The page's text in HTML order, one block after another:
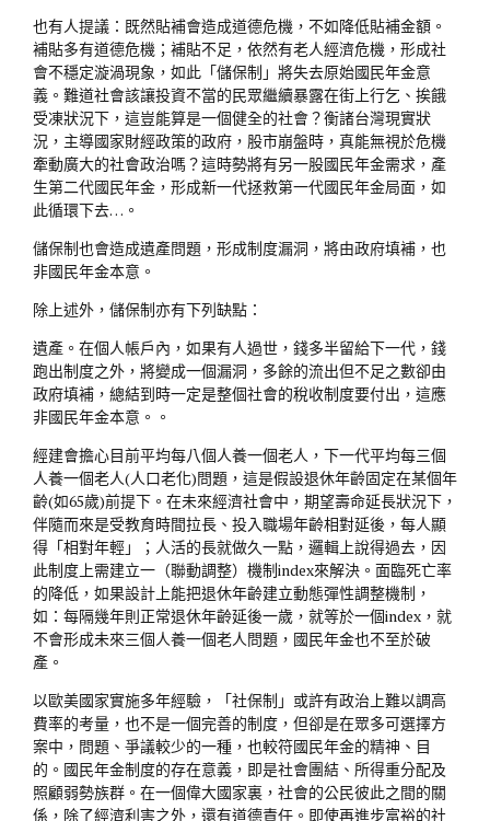
也有人提議：既然貼補會造成道德危機，不如降低貼補金額。
補貼多有道德危機；補貼不足，依然有老人經濟危機，形成社
會不穩定漩渦現象，如此「儲保制」將失去原始國民年金意
義。難道社會該讓投資不當的民眾繼續暴露在街上行乞、挨餓
受凍狀況下，這豈能算是一個健全的社會？衡諸台灣現實狀
況，主導國家財經政策的政府，股市崩盤時，真能無視於危機
牽動廣大的社會政治嗎？這時勢將有另一股國民年金需求，產
生第二代國民年金，形成新一代拯救第一代國民年金局面，如
此循環下去…。
儲保制也會造成遺產問題，形成制度漏洞，將由政府填補，也
非國民年金本意。
除上述外，儲保制亦有下列缺點：
遺產。在個人帳戶內，如果有人過世，錢多半留給下一代，錢
跑出制度之外，將變成一個漏洞，多餘的流出但不足之數卻由
政府填補，總結到時一定是整個社會的稅收制度要付出，這應
非國民年金本意。。
經建會擔心目前平均每八個人養一個老人，下一代平均每三個
人養一個老人(人口老化)問題，這是假設退休年齡固定在某個年
齡(如65歲)前提下。在未來經濟社會中，期望壽命延長狀況下，
伴隨而來是受教育時間拉長、投入職場年齡相對延後，每人顯
得「相對年輕」；人活的長就做久一點，邏輯上說得過去，因
此制度上需建立一（聯動調整）機制index來解決。面臨死亡率
的降低，如果設計上能把退休年齡建立動態彈性調整機制，
如：每隔幾年則正常退休年齡延後一歲，就等於一個index，就
不會形成未來三個人養一個老人問題，國民年金也不至於破
產。
以歐美國家實施多年經驗，「社保制」或許有政治上難以調高
費率的考量，也不是一個完善的制度，但卻是在眾多可選擇方
案中，問題、爭議較少的一種，也較符國民年金的精神、目
的。國民年金制度的存在意義，即是社會團結、所得重分配及
照顧弱勢族群。在一個偉大國家裏，社會的公民彼此之間的關
係，除了經濟利害之外，還有道德責任。即使再進步富裕的社